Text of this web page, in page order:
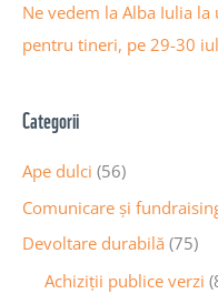
Ne vedem la Alba Iulia
pentru tineri, pe 29-30
Categorii
Ape dulci (56)
Comunicare și
Devoltare durabilă (75)
Achiziții publice verzi